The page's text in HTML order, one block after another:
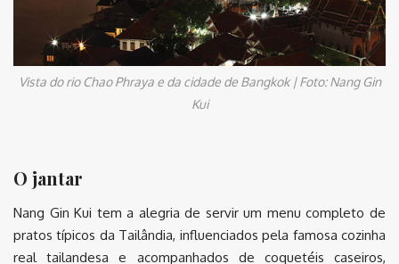
Vista do rio Chao Phraya e da cidade de Bangkok | Foto: Nang Gin
Kui
O jantar
Nang Gin Kui tem a alegria de servir um menu completo de
pratos típicos da Tailândia, influenciados pela famosa cozinha
real tailandesa e acompanhados de coquetéis caseiros,